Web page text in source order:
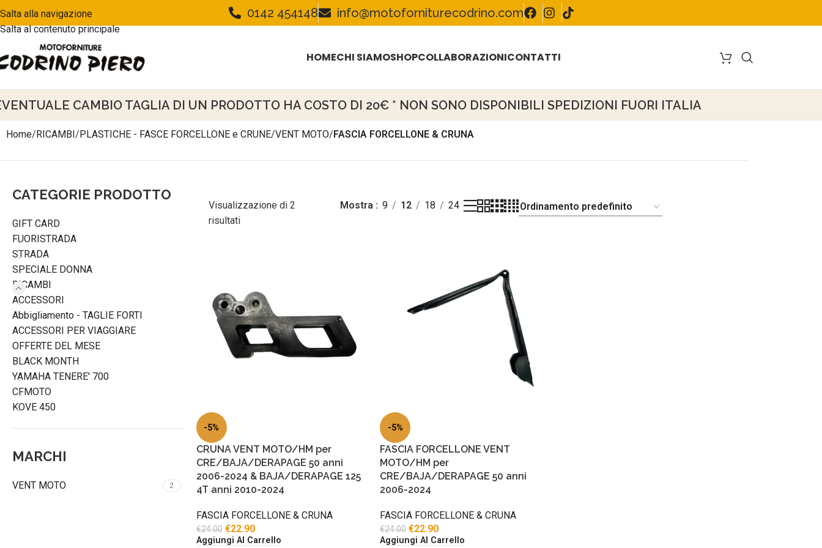
Salta alla navigazione
Salta al contenuto principale
0142 454148 info@motoforniturecodrino.com
HOMECHI SIAMOSHOPCOLLABORAZIONICONTATTI
CAMBIO TAGLIA DI UN PRODOTTO HA COSTO DI 20€ * NON SONO DISPONIBILI SPEDIZIONI FUORI ITALIA
Home/RICAMBI/PLASTICHE - FASCE FORCELLONE e CRUNE/VENT MOTO/FASCIA FORCELLONE & CRUNA
CATEGORIE PRODOTTO
GIFT CARD
FUORISTRADA
STRADA
SPECIALE DONNA
RICAMBI
ACCESSORI
Abbigliamento - TAGLIE FORTI
ACCESSORI PER VIAGGIARE
OFFERTE DEL MESE
BLACK MONTH
YAMAHA TENERE' 700
CFMOTO
KOVE 450
MARCHI
VENT MOTO 2
Visualizzazione di 2
risultati
Mostra 9 12 18 24
-5%
CRUNA VENT MOTO/HM per
CRE/BAJA/DERAPAGE 50 anni
2006-2024 & BAJA/DERAPAGE 125
4T anni 2010-2024
FASCIA FORCELLONE & CRUNA
€24.00 €22.90
Aggiungi Al Carrello
-5%
FASCIA FORCELLONE VENT
MOTO/HM per
CRE/BAJA/DERAPAGE 50 anni
2006-2024
FASCIA FORCELLONE & CRUNA
€24.00 €22.90
Aggiungi Al Carrello